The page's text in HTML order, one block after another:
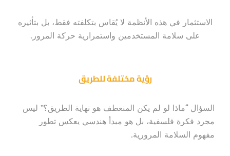
الاستثمار في هذه الأنظمة لا يُقاس بتكلفته فقط، بل بتأثيره
على سلامة المستخدمين واستمرارية حركة المرور.
رؤية مختلفة للطريق
السؤال “ماذا لو لم يكن المنعطف هو نهاية الطريق؟” ليس
مجرد فكرة فلسفية، بل هو مبدأ هندسي يعكس تطور
مفهوم السلامة المرورية.